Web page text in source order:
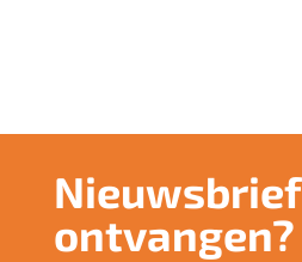
Nieuwsbrief
ontvangen?